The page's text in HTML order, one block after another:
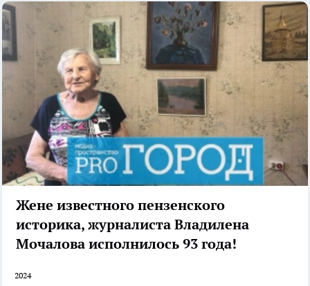
Жене известного пензенского
историка, журналиста Владилена
Мочалова исполнилось 93 года!
2024